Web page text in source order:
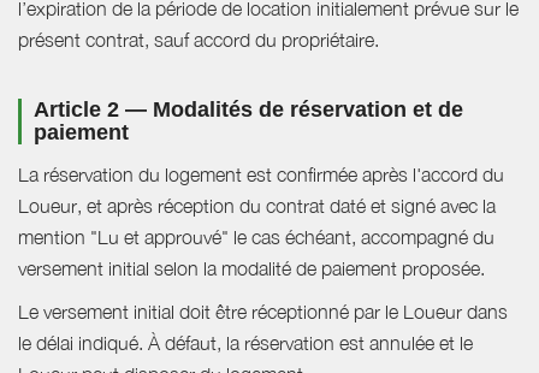
l’expiration de la période de location initialement prévue sur le
présent contrat, sauf accord du propriétaire.
Article 2 — Modalités de réservation et de
paiement
La réservation du logement est confirmée après l'accord du
Loueur, et après réception du contrat daté et signé avec la
mention "Lu et approuvé" le cas échéant, accompagné du
versement initial selon la modalité de paiement proposée.
Le versement initial doit être réceptionné par le Loueur dans
le délai indiqué. À défaut, la réservation est annulée et le